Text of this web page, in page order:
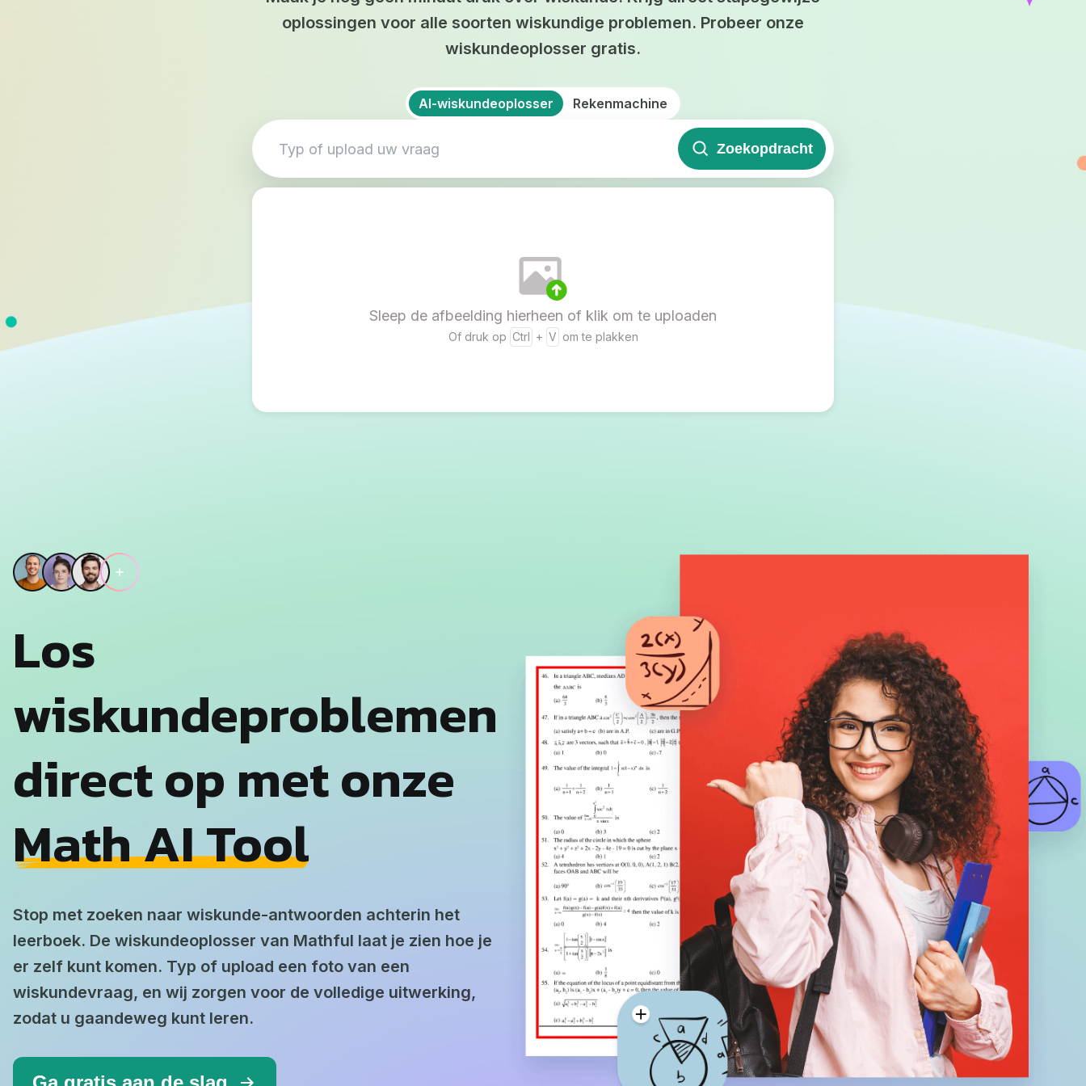
oplossingen voor alle soorten wiskundige problemen. Probeer onze
wiskundeoplosser gratis.
AI-wiskundeoplosser Rekenmachine
Sleep de afbeelding hierheen of klik om te uploaden
Of druk op Ctrl + V om te plakken
Zoekopdracht
Los
wiskundeproblemen
direct op met onze
Math AI Tool
Stop met zoeken naar wiskunde-antwoorden achterin het
leerboek. De wiskundeoplosser van Mathful laat je zien hoe je
er zelf kunt komen. Typ of upload een foto van een
wiskundevraag, en wij zorgen voor de volledige uitwerking,
zodat u gaandeweg kunt leren.